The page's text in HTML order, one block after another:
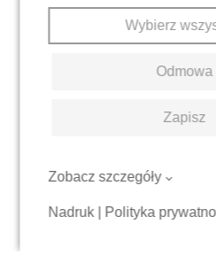
Wybierz
Odmowa
Zapisz
Zobacz szczegóły
Nadruk| Polityka